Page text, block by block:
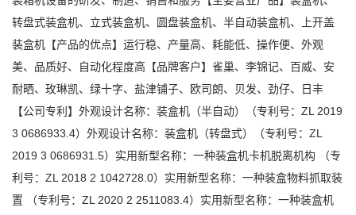
转盘式装盒机、立式装盒机、圆盘装盒机、半自动装盒机、上开盖
装盒机【产品的优点】运行稳、产量高、耗能低、操作便、外观
美、品质好、自动化程度高【品牌客户】雀巢、李锦记、百威、安
耐晒、玫琳凯、绿十字、盐津铺子、欧司朗、贝发、劲仔、日丰
【公司专利】外观设计名称：装盒机（半自动）（专利号：ZL 2019
3 0686933.4）外观设计名称：装盒机（转盘式）（专利号：ZL
2019 3 0686931.5）实用新型名称：一种装盒机卡机脱离机构 （专
利号：ZL 2018 2 1042728.0）实用新型名称：一种装盒物料抓取装
置 （专利号：ZL 2020 2 2511083.4）实用新型名称：一种装盒机